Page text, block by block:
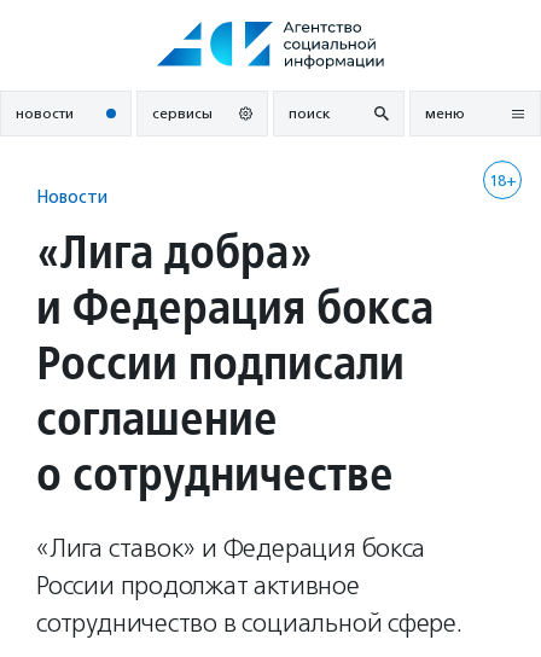
новости сервисы поиск меню
18+
Новости
«Лига добра»
и Федерация бокса
России подписали
соглашение
о сотрудничестве
«Лига ставок» и Федерация бокса
России продолжат активное
сотрудничество в социальной сфере.